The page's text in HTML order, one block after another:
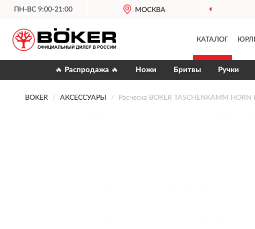
ПН-ВС 9:00-21:00 МОСКВА
КАТАЛОГ
🔥 Распродажа 🔥 Ножи Бритвы Ручки
BOKER АКСЕССУАРЫ Расческа BOKER TASCHENKAMM